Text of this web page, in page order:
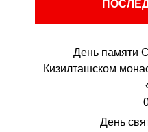
День памяти
Кизилташском
День